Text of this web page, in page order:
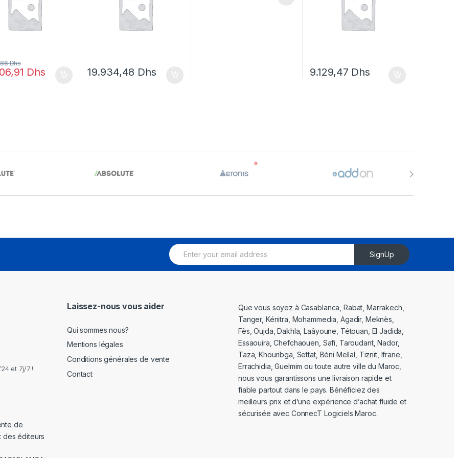
Dhs
Dhs
19.934,48 Dhs 9.129,47 Dhs
E
m
SignUp
et 7j/7 !
de
des éditeurs
Laissez-nous vous aider
Qui sommes nous?
Mentions légales
Conditions générales de vente
Contact
Que vous soyez à Casablanca, Rabat, Marrakech,
Tanger, Kénitra, Mohammedia, Agadir, Meknès,
Fès, Oujda, Dakhla, Laâyoune, Tétouan, El Jadida,
Essaouira, Chefchaouen, Safi, Taroudant, Nador,
Taza, Khouribga, Settat, Béni Mellal, Tiznit, Ifrane,
Errachidia, Guelmim ou toute autre ville du Maroc,
nous vous garantissons une livraison rapide et
fiable partout dans le pays. Bénéficiez des
meilleurs prix et d’une expérience d’achat fluide et
sécurisée avec ConnecT Logiciels Maroc.